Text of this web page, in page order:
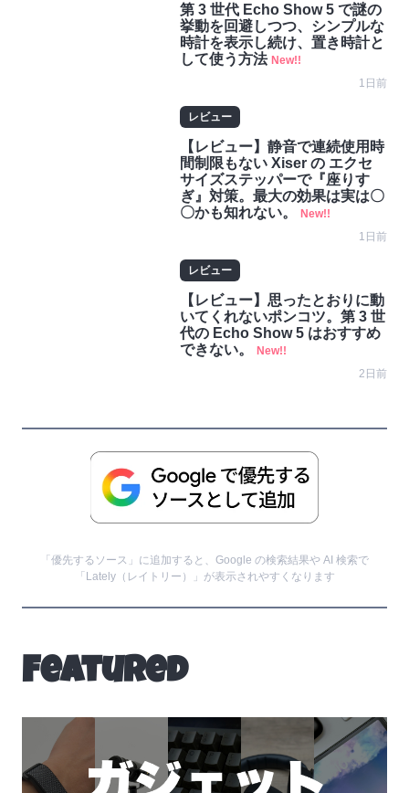
第 3 世代 Echo Show 5 で謎の
挙動を回避しつつ、シンプルな
時計を表示し続け、置き時計と
して使う方法 New!!
1日前
レビュー
【レビュー】静音で連続使用時
間制限もない Xiser の エクセ
サイズステッパーで『座りす
ぎ』対策。最大の効果は実は〇
〇かも知れない。
New!!
1日前
レビュー
【レビュー】思ったとおりに動
いてくれないポンコツ。第 3 世
代の Echo Show 5 はおすすめ
できない。
New!!
2日前
「優先するソース」に追加すると、Google の検索結果や AI 検索で
「Lately（レイトリー）」が表示されやすくなります
Featured